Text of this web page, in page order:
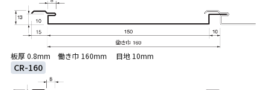
板厚 0.8mm 働き巾 160mm 目地 10mm
CR-160